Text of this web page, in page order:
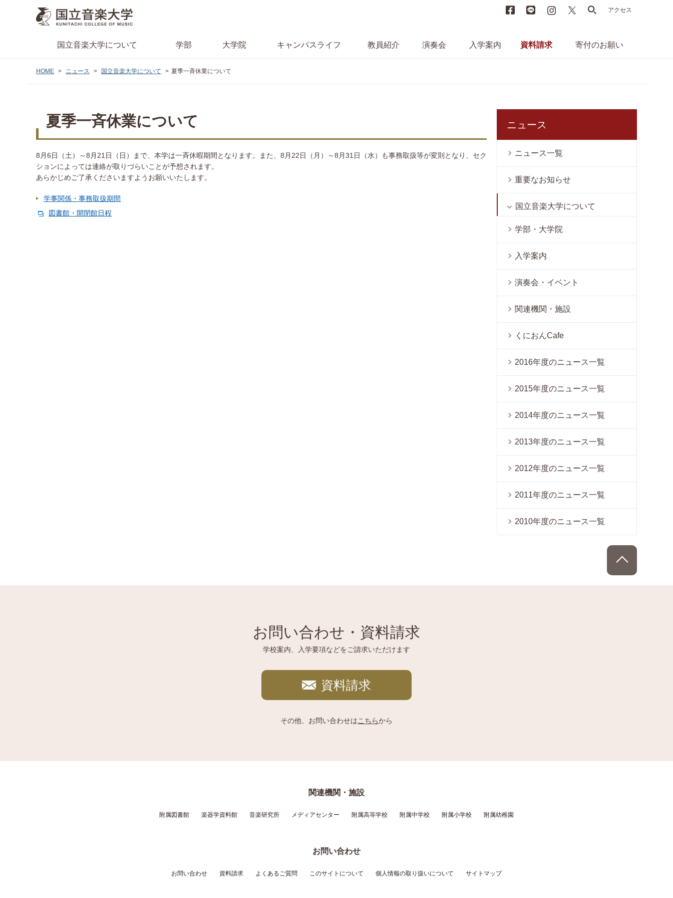
FacebookLINE instagram search
アクセス
国立音楽大学について 学部 大学院 キャンパスライフ 教員紹介 演奏会 入学案内 資料請求 寄付のお願い
HOME ニュース 国立音楽大学について 夏季一斉休業について
夏季一斉休業について
8月6日（土）～8月21日（日）まで、本学は一斉休暇期間となります。また、8月22日（月）～8月31日（水）も事務取扱等が変則となり、セク
ションによっては連絡が取りづらいことが予想されます。
あらかじめご了承くださいますようお願いいたします。
学事関係・事務取扱期間
図書館・開閉館日程
ニュース
ニュース一覧
重要なお知らせ
国立音楽大学について
学部・大学院
入学案内
演奏会・イベント
関連機関・施設
くにおんCafe
2016年度のニュース一覧
2015年度のニュース一覧
2014年度のニュース一覧
2013年度のニュース一覧
2012年度のニュース一覧
2011年度のニュース一覧
2010年度のニュース一覧
お問い合わせ・資料請求
学校案内、入学要項などをご請求いただけます
資料請求
その他、お問い合わせはこちらから
関連機関・施設
附属図書館 楽器学資料館 音楽研究所 メディアセンター 附属高等学校 附属中学校 附属小学校 附属幼稚園
お問い合わせ
お問い合わせ 資料請求 よくあるご質問 このサイトについて 個人情報の取り扱いについて サイトマップ